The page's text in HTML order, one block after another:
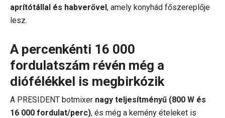
aprítótállal és habverővel , amely konyhád főszereplője
lesz.
A percenkénti 16 000
fordulatszám révén még a
diófélékkel is megbirkózik
A PRESIDENT botmixer nagy teljesítményű (800 W és
16 000 fordulat/perc), és még a kemény ételeket is